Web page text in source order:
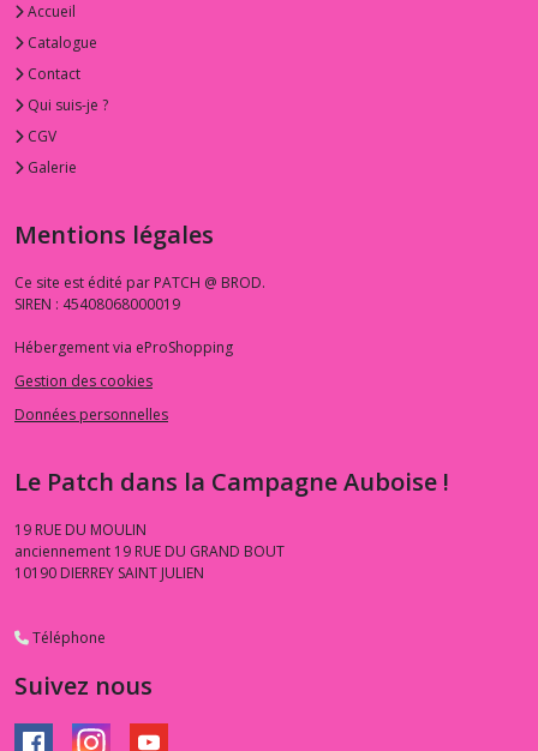
Accueil
Catalogue
Contact
Qui suis-je ?
CGV
Galerie
Mentions légales
Ce site est édité par PATCH @ BROD.
SIREN : 45408068000019
Hébergement via eProShopping
Gestion des cookies
Données personnelles
Le Patch dans la Campagne Auboise !
19 RUE DU MOULIN
anciennement 19 RUE DU GRAND BOUT
10190 DIERREY SAINT JULIEN
Téléphone
Suivez nous